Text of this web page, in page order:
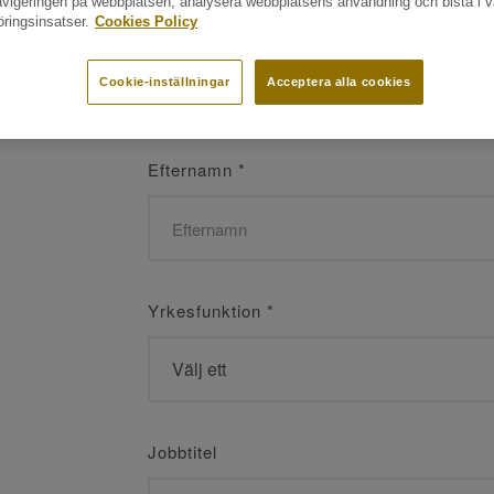
Namn
Efternamn *
Yrkesfunktion *
Jobbtitel
Cookies Policy
Acceptera alla cookies
Cookie-inställningar